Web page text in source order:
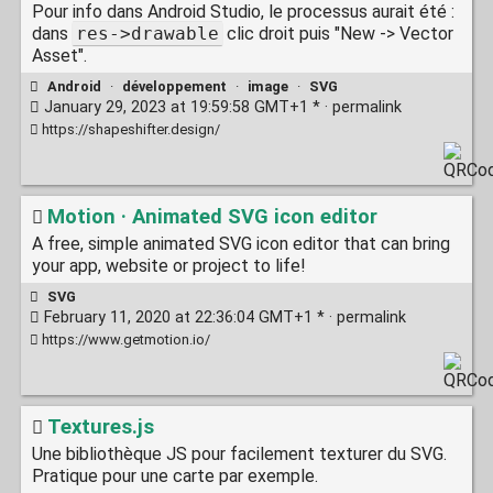
Pour info dans Android Studio, le processus aurait été :
dans res->drawable clic droit puis "New -> Vector
Asset".
Android · développement · image · SVG
January 29, 2023 at 19:59:58 GMT+1 * · permalink
https://shapeshifter.design/
Motion · Animated SVG icon editor
A free, simple animated SVG icon editor that can bring
your app, website or project to life!
SVG
February 11, 2020 at 22:36:04 GMT+1 * · permalink
https://www.getmotion.io/
Textures.js
Une bibliothèque JS pour facilement texturer du SVG.
Pratique pour une carte par exemple.